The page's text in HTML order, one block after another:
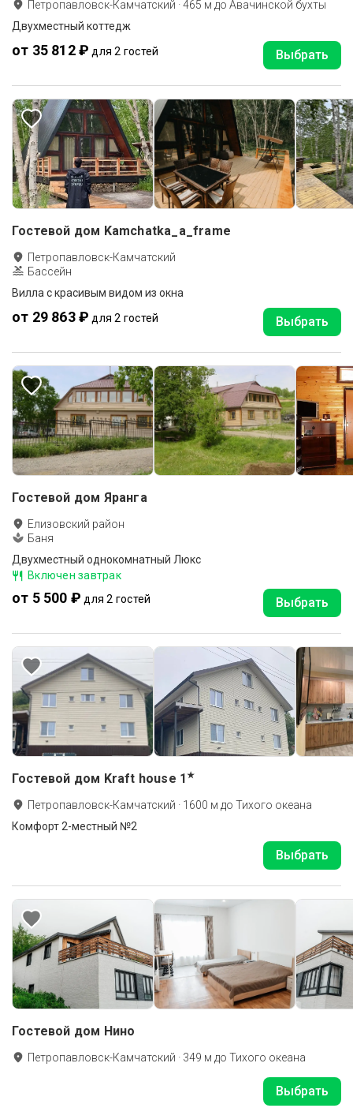
Петропавловск-Камчатский ·465 м до Авачинской бухты
Двухместный коттедж
от 35 812 ₽ для 2 гостей Выбрать
Гостевой дом Kamchatka_a_frame
Петропавловск-Камчатский
Бассейн
Вилла с красивым видом из окна
от 29 863 ₽ для 2 гостей Выбрать
Гостевой дом Яранга
Елизовский район
Баня
Двухместный однокомнатный Люкс
Включен завтрак
от 5 500 ₽ для 2 гостей Выбрать
Гостевой дом Kraft house 1★
Петропавловск-Камчатский · 1600 м до Тихого океана
Комфорт 2-местный №2
Выбрать
Гостевой дом Нино
Петропавловск-Камчатский · 349 м до Тихого океана
Выбрать